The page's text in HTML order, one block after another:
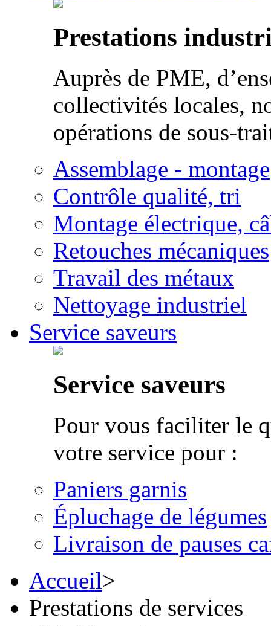
Prestations
Auprès de PME,
collectivités locales,
opérations de sous-
Assemblage - montage
Contrôle qualité, tri
Montage électrique,
Retouches mécaniques
Travail des métaux
Nettoyage industriel
Service saveurs
Service saveurs
Pour vous faciliter le
votre service pour :
Paniers garnis
Épluchage de légumes
Livraison de pauses
Accueil>
Prestations de services